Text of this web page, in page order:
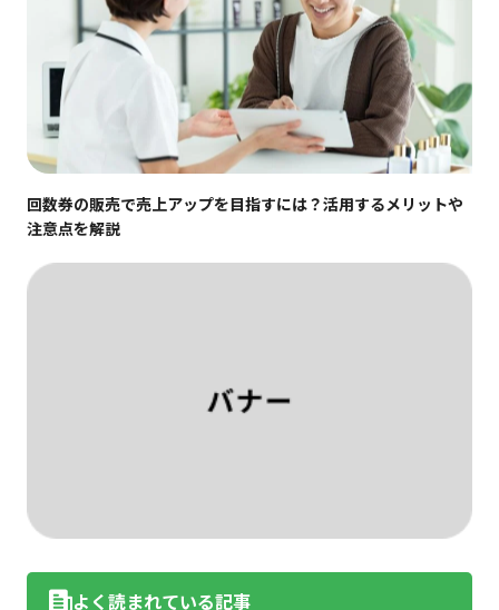
回数券の販売で売上アップを目指すには？活用するメリットや
注意点を解説
よく読まれている記事